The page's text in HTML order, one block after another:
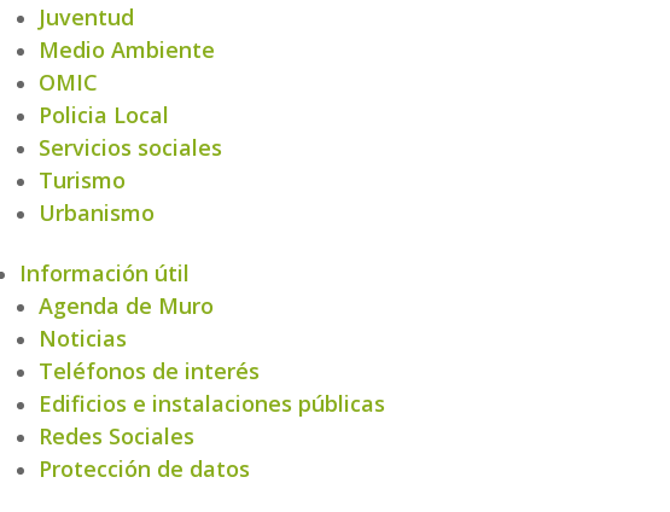
Juventud
Medio Ambiente
OMIC
Policia Local
Servicios sociales
Turismo
Urbanismo
Información útil
Agenda de Muro
Noticias
Teléfonos de interés
Edificios e instalaciones públicas
Redes Sociales
Protección de datos